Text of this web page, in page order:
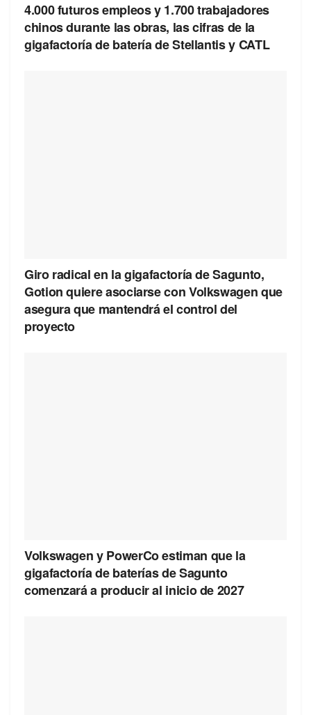
4.000 futuros empleos y 1.700 trabajadores
chinos durante las obras, las cifras de la
gigafactoría de batería de Stellantis y CATL
Giro radical en la gigafactoría de Sagunto,
Gotion quiere asociarse con Volkswagen que
asegura que mantendrá el control del
proyecto
Volkswagen y PowerCo estiman que la
gigafactoría de baterías de Sagunto
comenzará a producir al inicio de 2027